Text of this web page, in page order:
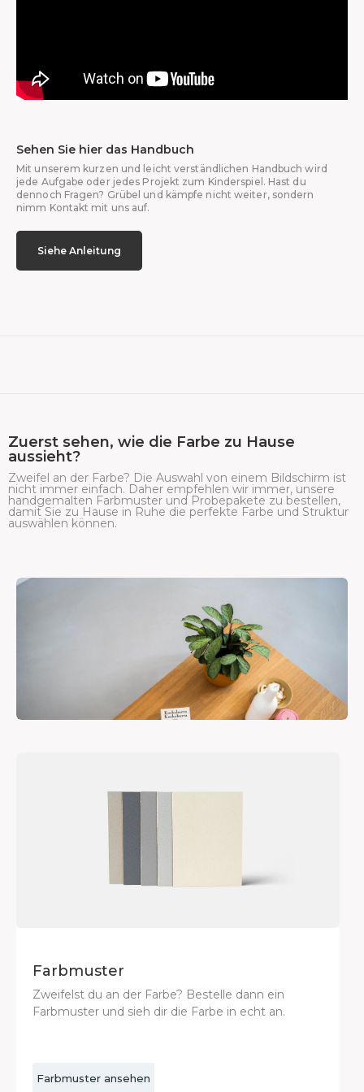
Sehen Sie hier das Handbuch
Mit unserem kurzen und leicht verständlichen Handbuch wird
jede Aufgabe oder jedes Projekt zum Kinderspiel. Hast du
dennoch Fragen? Grübel und kämpfe nicht weiter, sondern
nimm Kontakt mit uns auf.
Siehe Anleitung
Zuerst sehen, wie die Farbe zu Hause
aussieht?
Zweifel an der Farbe? Die Auswahl von einem Bildschirm ist
nicht immer einfach. Daher empfehlen wir immer, unsere
handgemalten Farbmuster und Probepakete zu bestellen,
damit Sie zu Hause in Ruhe die perfekte Farbe und Struktur
auswählen können.
Farbmuster
Zweifelst du an der Farbe? Bestelle dann ein
Farbmuster und sieh dir die Farbe in echt an.
Farbmuster ansehen